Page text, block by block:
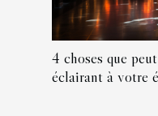
4 choses que
éclairant à votre